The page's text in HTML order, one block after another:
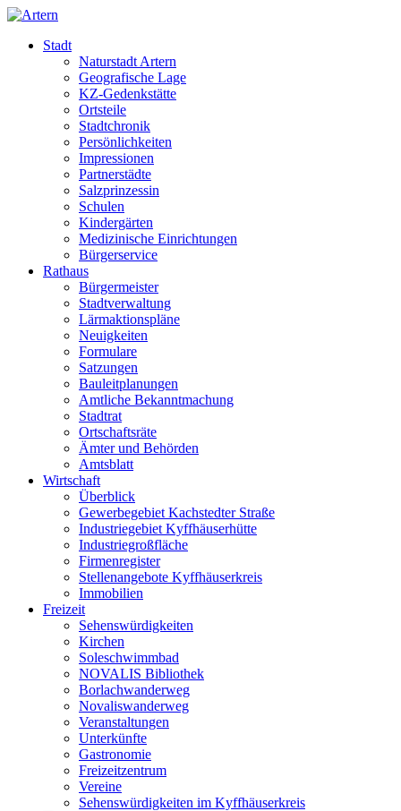
Stadt
Naturstadt Artern
Geografische Lage
KZ-Gedenkstätte
Ortsteile
Stadtchronik
Persönlichkeiten
Impressionen
Partnerstädte
Salzprinzessin
Schulen
Kindergärten
Medizinische Einrichtungen
Bürgerservice
Rathaus
Bürgermeister
Stadtverwaltung
Lärmaktionspläne
Neuigkeiten
Formulare
Satzungen
Bauleitplanungen
Amtliche Bekanntmachung
Stadtrat
Ortschaftsräte
Ämter und Behörden
Amtsblatt
Wirtschaft
Überblick
Gewerbegebiet Kachstedter Straße
Industriegebiet Kyffhäuserhütte
Industriegroßfläche
Firmenregister
Stellenangebote Kyffhäuserkreis
Immobilien
Freizeit
Sehenswürdigkeiten
Kirchen
Soleschwimmbad
NOVALIS Bibliothek
Borlachwanderweg
Novaliswanderweg
Veranstaltungen
Unterkünfte
Gastronomie
Freizeitzentrum
Vereine
Sehenswürdigkeiten im Kyffhäuserkreis